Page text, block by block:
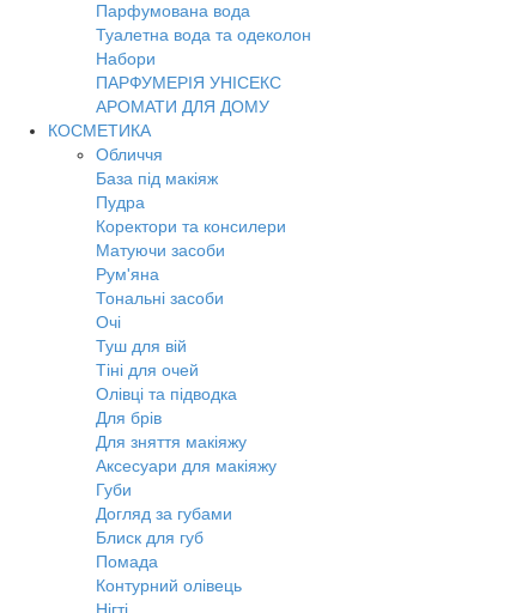
Парфумована вода
Туалетна вода та одеколон
Набори
ПАРФУМЕРІЯ УНІСЕКС
АРОМАТИ ДЛЯ ДОМУ
КОСМЕТИКА
Обличчя
База під макіяж
Пудра
Коректори та консилери
Матуючи засоби
Рум'яна
Тональні засоби
Очі
Туш для вій
Тіні для очей
Олівці та підводка
Для брів
Для зняття макіяжу
Аксесуари для макіяжу
Губи
Догляд за губами
Блиск для губ
Помада
Контурний олівець